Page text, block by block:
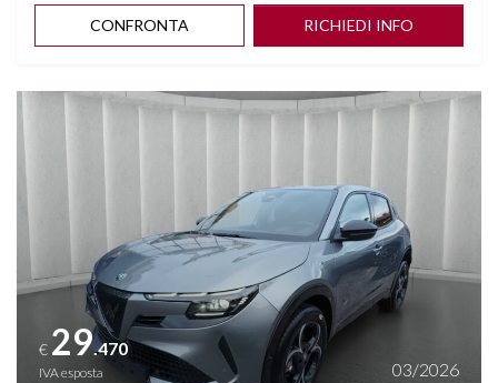
CONFRONTA
RICHIEDI INFO
Vedi dettagli
€ 29.470
IVA esposta 03/2026